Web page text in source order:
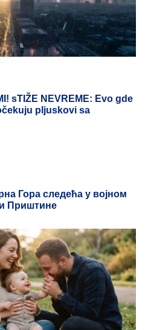
sTIŽE NEVREME: Evo gde
pljuskovi sa
Гора следећа у војном
Приштине